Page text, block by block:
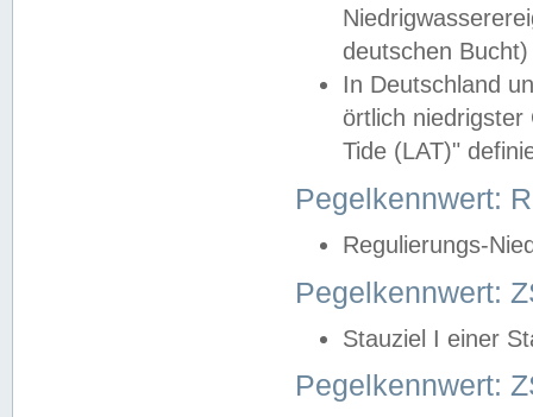
deutschen
In Deutschland
örtlich
Tide (LAT)"
Pegelkennwert:
Regulierungs-
Pegelkennwert:
Stauziel I einer
Pegelkennwert: